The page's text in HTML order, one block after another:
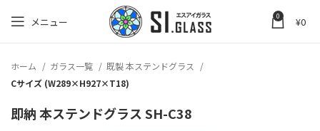
メニュー 0 ¥0
ホーム ガラス一覧
既製 本ステンドグラス
Cサイズ (W289×H927×T18)
即納 本ステンドグラス SH-C38